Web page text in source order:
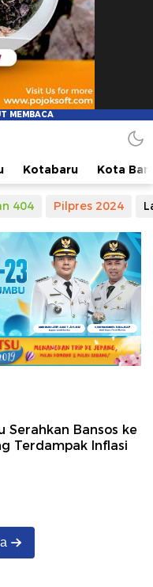
dan Mendidik
Kotabaru Kota
404 Pilpres 2024
Serahkan Bansos ke
Terdampak Inflasi